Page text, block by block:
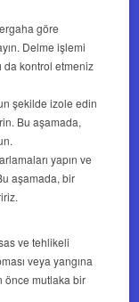
göre
Delme işlemi
da kontrol etmeniz
şekilde izole edin
Bu aşamada,
yapın ve
aşamada, bir
ve tehlikeli
veya yangına
önce mutlaka bir